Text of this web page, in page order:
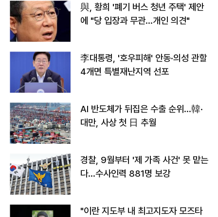
與, 황희 '폐기 버스 청년 주택' 제안
에 "당 입장과 무관…개인 의견"
李대통령, '호우피해' 안동·의성 관할
4개면 특별재난지역 선포
AI 반도체가 뒤집은 수출 순위…韓·
대만, 사상 첫 日 추월
경찰, 9월부터 '제 가족 사건' 못 맡는
다…수사인력 881명 보강
"이란 지도부 내 최고지도자 모즈타